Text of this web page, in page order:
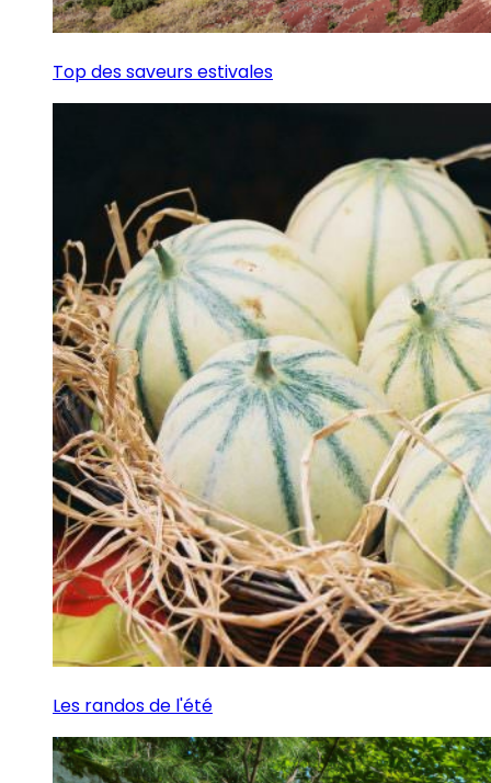
Top des saveurs estivales
Les randos de l'été